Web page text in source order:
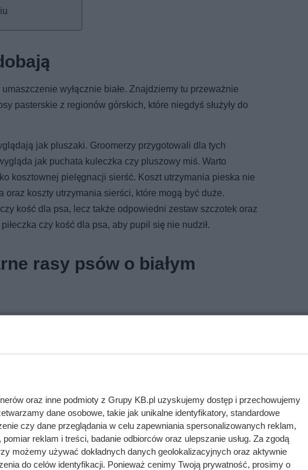
wyłącznie białe. Znajdziemy tu przeważnie
pasterskie z regionów górskich, które niegdyś służyły do
jak pluszaki. Groomerzy przygotowali dla tych
jak puchata kuleczka czy pluszowy miś. Warto
kosztownej pielęgnacji sierść. Koszt utrzymania pieska nie
koszty utrzymania sierści, które mogą być duże.
kość dla psa, lecz także odpowiedni zestaw szczotek oraz
czy kość dla psa, aby pupil się nie nudził.
rasy psów o białym
występuje ciemna plama wokół jednego oka,
oraz inne podmioty z Grupy KB.pl uzyskujemy dostęp i przechowujemy
dane osobowe, takie jak unikalne identyfikatory, standardowe
czy dane przeglądania w celu zapewniania spersonalizowanych reklam,
reklam i treści, badanie odbiorców oraz ulepszanie usług. Za zgodą
możemy używać dokładnych danych geolokalizacyjnych oraz aktywnie
do celów identyfikacji. Ponieważ cenimy Twoją prywatność, prosimy o